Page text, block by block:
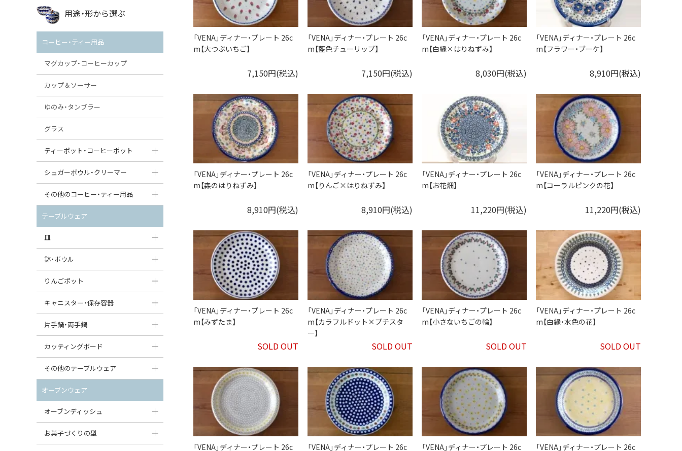
「VENA」ディナー・プレート 26c
m【大つぶいちご】
7,150円(税込)
「VENA」ディナー・プレート 26c
m【藍色チューリップ】
7,150円(税込)
「VENA」ディナー・プレート 26c
m【白縁×はりねずみ】
8,030円(税込)
「VENA」ディナー・プレート 26c
m【フラワー・ブーケ】
8,910円(税込)
「VENA」ディナー・プレート 26c
m【森のはりねずみ】
8,910円(税込)
「VENA」ディナー・プレート 26c
m【りんご×はりねずみ】
8,910円(税込)
「VENA」ディナー・プレート 26c
m【お花畑】
11,220円(税込)
「VENA」ディナー・プレート 26c
m【コーラルピンクの花】
11,220円(税込)
「VENA」ディナー・プレート 26c
m【みずたま】
SOLD OUT
「VENA」ディナー・プレート 26c
m【カラフルドット×プチスタ
ー】
SOLD OUT
「VENA」ディナー・プレート 26c
m【小さないちごの輪】
SOLD OUT
「VENA」ディナー・プレート 26c
m【白縁・水色の花】
SOLD OUT
「VENA」ディナー・プレート 26c
「VENA」ディナー・プレート 26c
「VENA」ディナー・プレート 26c
「VENA」ディナー・プレート 26c
ミレナ
ボレス
用途・形から選ぶ
コーヒー・ティー用品
マグカップ・コーヒーカップ
カップ＆ソーサー
ゆのみ・タンブラー
グラス
ティーポット・コーヒーポット
ティーポット
コーヒーポット
シュガーボウル・クリーマー
シュガーボウル
クリーマー
その他のコーヒー・ティー用品
ポットウォーマー
ピッチャー
コーヒードリッパー
すべて見る
テーブルウェア
皿
大皿（24cm〜）
中皿（18〜24cm）
丸皿
スープ皿
ダルマプレート
たまご型プレート
鉢・ボウル
大鉢（21cm〜）
中鉢（16〜21cm）
丸鉢・どんぶり・ボウル
茶碗
オーバルボウル
りんごポット
りんごポット
りんごポット小
キャニスター・保存容器
キャニスター
つぼ
ガーリックポット
オニオンキャニスター
ガーリックキャニスター
片手鍋・両手鍋
ソースパン（片手鍋）
スープチュリーン
カッティングボード
角型カッティングボード
丸型カッティングボード
すべて見る
その他のテーブルウェア
調味料入れ
グレイヴィーボート
エッグカップ
オーブンウェア
オーブンディッシュ
大型（24cm〜）
お菓子づくりの型